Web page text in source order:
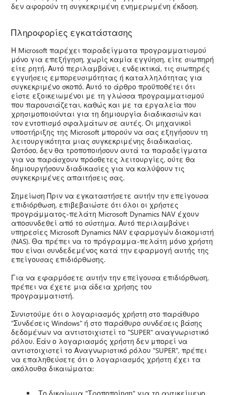
δεν αφορούν τη συγκεκριμένη ενημερωμένη έκδοση.
Πληροφορίες εγκατάστασης
Η Microsoft παρέχει παραδείγματα προγραμματισμού
μόνο για επεξήγηση, χωρίς καμία εγγύηση, είτε σιωπηρή
είτε ρητή. Αυτό περιλαμβάνει, ενδεικτικά, τις σιωπηρές
εγγυήσεις εμπορευσιμότητας ή καταλληλότητας για
συγκεκριμένο σκοπό. Αυτό το άρθρο προϋποθέτει ότι
είστε εξοικειωμένοι με τη γλώσσα προγραμματισμού
που παρουσιάζεται, καθώς και με τα εργαλεία που
χρησιμοποιούνται για τη δημιουργία διαδικασιών και
τον εντοπισμό σφαλμάτων σε αυτές. Οι μηχανικοί
υποστήριξης της Microsoft μπορούν να σας εξηγήσουν τη
λειτουργικότητα μιας συγκεκριμένης διαδικασίας.
Ωστόσο, δεν θα τροποποιήσουν αυτά τα παραδείγματα
για να παράσχουν πρόσθετες λειτουργίες, ούτε θα
δημιουργήσουν διαδικασίες για να καλύψουν τις
συγκεκριμένες απαιτήσεις σας.
Σημείωση Πριν να εγκαταστήσετε αυτήν την επείγουσα
επιδιόρθωση, επιβεβαιώστε ότι όλοι οι χρήστες
προγράμματος-πελάτη Microsoft Dynamics NAV έχουν
αποσυνδεθεί από το σύστημα. Αυτό περιλαμβάνει
υπηρεσίες Microsoft Dynamics NAV εφαρμογών διακομιστή
(NAS). Θα πρέπει να το πρόγραμμα-πελάτη μόνο χρήστη
που είναι συνδεδεμένος κατά την εφαρμογή αυτής της
επείγουσας επιδιόρθωσης.
Για να εφαρμόσετε αυτήν την επείγουσα επιδιόρθωση,
πρέπει να έχετε μια άδεια χρήσης του
προγραμματιστή.
Συνιστούμε ότι ο λογαριασμός χρήστη στο παράθυρο
"Συνδέσεις Windows" ή στο παράθυρο συνδέσεις βάσης
δεδομένων να αντιστοιχιστεί το "SUPER" αναγνωριστικό
ρόλου. Εάν ο λογαριασμός χρήστη δεν μπορεί να
αντιστοιχιστεί το Αναγνωριστικό ρόλου "SUPER", πρέπει
να επαληθεύσετε ότι ο λογαριασμός χρήστη έχει τα
ακόλουθα δικαιώματα: